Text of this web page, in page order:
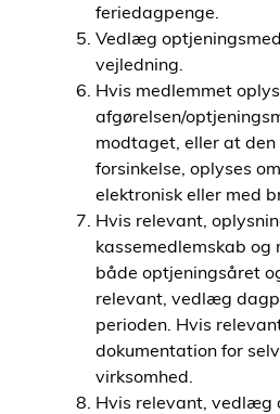
feriedagpenge.
Vedlæg
vejledning.
Hvis medlemmet
afgørelsen/
modtaget, eller at
forsinkelse, oplyses
elektronisk eller med
Hvis relevant,
kassemedlemskab og
både optjeningsåret
relevant, vedlæg
perioden. Hvis
dokumentation for
virksomhed.
Hvis relevant, vedlæg